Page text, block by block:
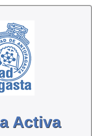
Activa